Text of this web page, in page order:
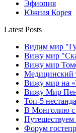
Эфиопия
Южная Корея
Latest Posts
Видим мир
Вижу мир
Вижу мир
Медицинский
Вижу мир на
Вижу Мир
Топ-5
В Монголию с
Форум